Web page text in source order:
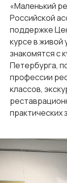
«Маленький
Российской
поддержке
курсе в
знакомятся с
Петербурга,
профессии
классов,
практических